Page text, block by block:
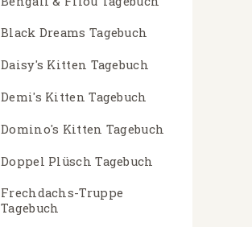
Black Dreams Tagebuch
Daisy's Kitten Tagebuch
Demi's Kitten Tagebuch
Domino's Kitten Tagebuch
Doppel Plüsch Tagebuch
Frechdachs-Truppe
Tagebuch